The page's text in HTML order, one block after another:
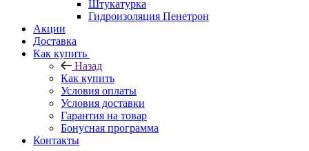
Штукатурка
Гидроизоляция Пенетрон
Акции
Доставка
Как купить
Назад
Как купить
Условия оплаты
Условия доставки
Гарантия на товар
Бонусная программа
Контакты